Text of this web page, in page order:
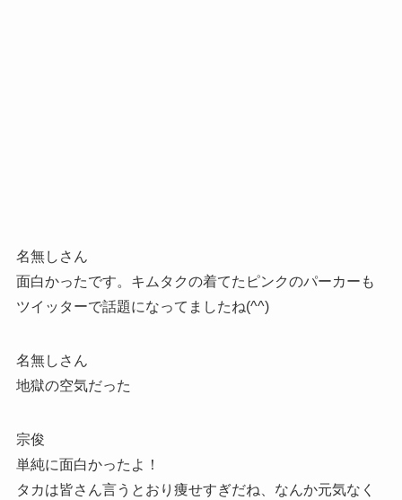
名無しさん
面白かったです。キムタクの着てたピンクのパーカーも
ツイッターで話題になってましたね(^^)
名無しさん
地獄の空気だった
宗俊
単純に面白かったよ！
タカは皆さん言うとおり痩せすぎだね、なんか元気なく